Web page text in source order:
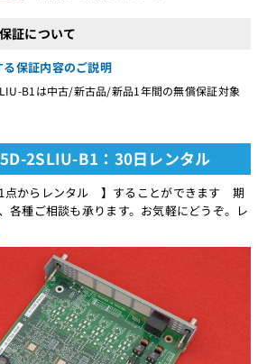
証について
保証内容のご説明
B1は中古/新古品/新品1年間の無償保証対象
2SLIU-B1：30日レンタル
からレンタル 】することができます 期
各種ご相談も承ります。お気軽にどうぞ。レ